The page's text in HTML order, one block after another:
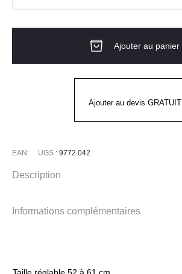
PLANÈTE
Ajouter au panier
Ajouter au devis GRATUIT
EAN: UGS : 9772 042
Description
Informations complémentaires